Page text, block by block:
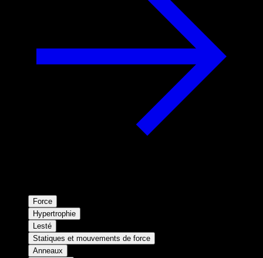
Force
Hypertrophie
Lesté
Statiques et mouvements de force
Anneaux